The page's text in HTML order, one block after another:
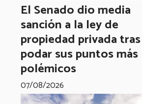
El Senado dio media
sanción a la ley de
propiedad privada tras
podar sus puntos más
polémicos
07/08/2026